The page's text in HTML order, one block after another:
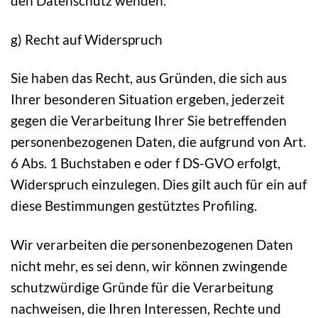
g) Recht auf Widerspruch
Sie haben das Recht, aus Gründen, die sich aus
Ihrer besonderen Situation ergeben, jederzeit
gegen die Verarbeitung Ihrer Sie betreffenden
personenbezogenen Daten, die aufgrund von Art.
6 Abs. 1 Buchstaben e oder f DS-GVO erfolgt,
Widerspruch einzulegen. Dies gilt auch für ein auf
diese Bestimmungen gestütztes Profiling.
Wir verarbeiten die personenbezogenen Daten
nicht mehr, es sei denn, wir können zwingende
schutzwürdige Gründe für die Verarbeitung
nachweisen, die Ihren Interessen, Rechte und